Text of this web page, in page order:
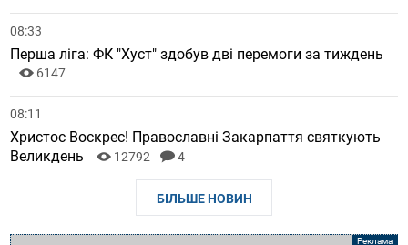
08:33
Перша ліга: ФК "Хуст" здобув дві перемоги за тиждень
6147
08:11
Христос Воскрес! Православні Закарпаття святкують
Великдень
12792 4
БІЛЬШЕ НОВИН